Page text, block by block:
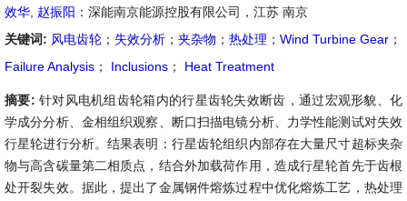
效华 赵振阳 ：深能南京能源控股有限公司，江苏 南京
关键词: 风电齿轮 ； 失效分析 ； 夹杂物 ； 热处理 ； Wind Turbine Gear ；
Failure Analysis ； Inclusions ； Heat Treatment
摘要: 针对风电机组齿轮箱内的行星齿轮失效断齿，通过宏观形貌、化
学成分分析、金相组织观察、断口扫描电镜分析、力学性能测试对失效
行星轮进行分析。结果表明：行星齿轮组织内部存在大量尺寸超标夹杂
物与高含碳量第二相质点，结合外加载荷作用，造成行星轮首先于齿根
处开裂失效。据此，提出了金属钢件熔炼过程中优化熔炼工艺，热处理